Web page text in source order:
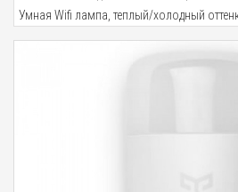
Умная Wifi лампа, теплый/холодный